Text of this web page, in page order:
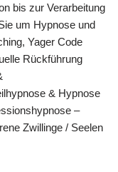
bis zur Verarbeitung
um Hypnose und
Yager Code
Rückführung
& Hypnose
–
Zwillinge / Seelen